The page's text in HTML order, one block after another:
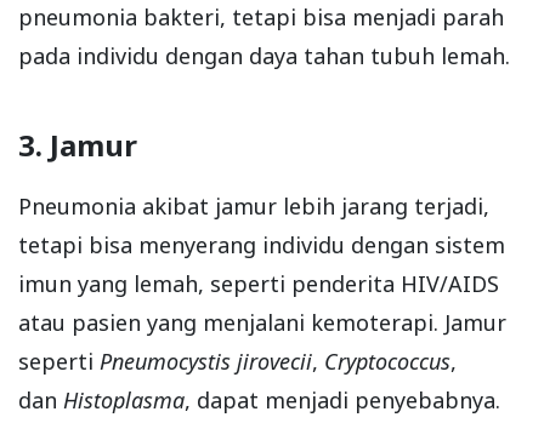
pneumonia bakteri, tetapi bisa menjadi parah
pada individu dengan daya tahan tubuh lemah.
3. Jamur
Pneumonia akibat jamur lebih jarang terjadi,
tetapi bisa menyerang individu dengan sistem
imun yang lemah, seperti penderita HIV/AIDS
atau pasien yang menjalani kemoterapi. Jamur
seperti Pneumocystis jirovecii, Cryptococcus,
dan Histoplasma, dapat menjadi penyebabnya.